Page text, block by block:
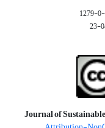
Journal of